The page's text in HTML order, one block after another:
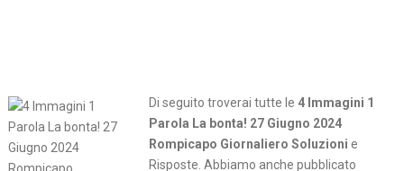
Di seguito troverai tutte le 4 Immagini 1
Parola La bonta! 27 Giugno 2024
Rompicapo Giornaliero Soluzioni e
Risposte. Abbiamo anche pubblicato